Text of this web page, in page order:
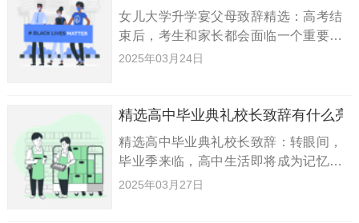
女儿大学升学宴父母致辞精选：高考结
束后，考生和家长都会面临一个重要的
任务，那就是筹备升学宴会。作为家
编为大家整理了几篇简短而经典的女
2025年03月24日
精选高中毕业典礼校长致辞有什么亮
精选高中毕业典礼校长致辞：转眼间，
毕业季来临，高中生活即将成为记忆。
在这特殊的时刻，我将为大家带来一篇
2025年03月27日